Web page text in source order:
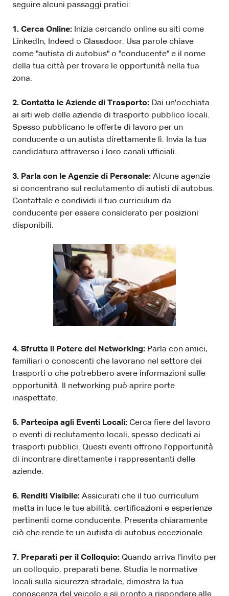
seguire alcuni passaggi pratici:
1. Cerca Online: Inizia cercando online su siti come
LinkedIn, Indeed o Glassdoor. Usa parole chiave
come "autista di autobus" o "conducente" e il nome
della tua città per trovare le opportunità nella tua
zona.
2. Contatta le Aziende di Trasporto: Dai un'occhiata
ai siti web delle aziende di trasporto pubblico locali.
Spesso pubblicano le offerte di lavoro per un
conducente o un autista direttamente lì. Invia la tua
candidatura attraverso i loro canali ufficiali.
3. Parla con le Agenzie di Personale: Alcune agenzie
si concentrano sul reclutamento di autisti di autobus.
Contattale e condividi il tuo curriculum da
conducente per essere considerato per posizioni
disponibili.
4. Sfrutta il Potere del Networking: Parla con amici,
familiari o conoscenti che lavorano nel settore dei
trasporti o che potrebbero avere informazioni sulle
opportunità. Il networking può aprire porte
inaspettate.
5. Partecipa agli Eventi Locali: Cerca fiere del lavoro
o eventi di reclutamento locali, spesso dedicati ai
trasporti pubblici. Questi eventi offrono l'opportunità
di incontrare direttamente i rappresentanti delle
aziende.
6. Renditi Visibile: Assicurati che il tuo curriculum
metta in luce le tue abilità, certificazioni e esperienze
pertinenti come conducente. Presenta chiaramente
ciò che rende te un autista di autobus eccezionale.
7. Preparati per il Colloquio: Quando arriva l'invito per
un colloquio, preparati bene. Studia le normative
locali sulla sicurezza stradale, dimostra la tua